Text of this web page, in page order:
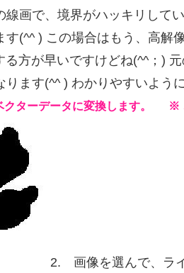
線画で、境界がハッキリして
す(^^ ) この場合はもう、高解
方が早いですけどね(^^；)
ります(^^ ) わかりやすいよう
ターデータに変換します。 ※
2. 画像を選んで、ラ